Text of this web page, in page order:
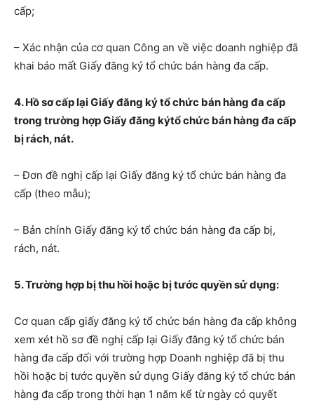
cấp;
– Xác nhận của cơ quan Công an về việc doanh nghiệp đã
khai báo mất Giấy đăng ký tổ chức bán hàng đa cấp.
4. Hồ sơ cấp lại Giấy đăng ký tổ chức bán hàng đa cấp
trong trường hợp Giấy đăng kýtổ chức bán hàng đa cấp
bị rách, nát.
– Đơn đề nghị cấp lại Giấy đăng ký tổ chức bán hàng đa
cấp (theo mẫu);
– Bản chính Giấy đăng ký tổ chức bán hàng đa cấp bị,
rách, nát.
5. Trường hợp bị thu hồi hoặc bị tước quyền sử dụng:
Cơ quan cấp giấy đăng ký tổ chức bán hàng đa cấp không
xem xét hồ sơ đề nghị cấp lại Giấy đăng ký tổ chức bán
hàng đa cấp đối với trường hợp Doanh nghiệp đã bị thu
hồi hoặc bị tước quyền sử dụng Giấy đăng ký tổ chức bán
hàng đa cấp trong thời hạn 1 năm kể từ ngày có quyết